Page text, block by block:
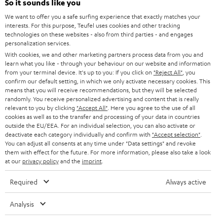
s
l
e
t
t
e
r
a
n
m
e
l
d
n
EMAIL
WIDGET
JETZT
Kategorien
HEIMKINO
HEIMKINO-KOMPLETTANLAGEN
SOUNDBARS
STEREO
Unternehmen
SUPPORT
Teufel Onlineshops
DEUTSCHLAND
So it sounds like you
We want to offer you a safe surfing experience that exactly matches your
interests. For this purpose, Teufel uses cookies and other tracking
technologies on these websites - also from third parties - and engages
personalization services.
With cookies, we and other marketing partners process data from you and
learn what you like - through your behaviour on our website and information
from your terminal device. It's up to you: If you click on "Reject All" , you
confirm our default setting, in which we only activate necessary cookies. This
means that you will receive recommendations, but they will be selected
randomly. You receive personalized advertising and content that is really
relevant to you by clicking "Accept All" . Here you agree to the use of all
cookies as well as to the transfer and processing of your data in countries
outside the EU/EEA. For an individual selection, you can also activate or
deactivate each category individually and confirm with "Accept selection"
You can adjust all consents at any time under "Data settings" and revoke
them with effect for the future. For more information, please also take a look
at our privacy policyand the imprint
Required Always active
Analysis